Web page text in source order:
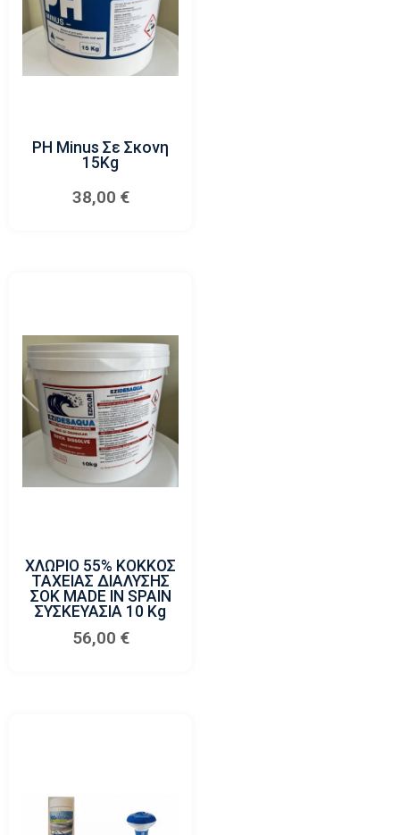
PH Minus Σε Σκονη
15Kg
38,00 €
ΧΛΩΡΙΟ 55% ΚΟΚΚΟΣ
ΤΑΧΕΙΑΣ ΔΙΑΛΥΣΗΣ
ΣΟΚ MADE IN SPAIN
ΣΥΣΚΕΥΑΣΙΑ 10 Κg
56,00 €